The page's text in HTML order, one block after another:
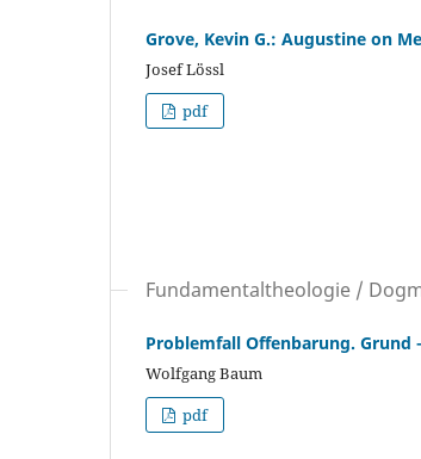
Grove, Kevin G.: Augustine on
Josef Lössl
pdf
Fundamentaltheologie /
Problemfall Offenbarung. Grund
Wolfgang Baum
pdf